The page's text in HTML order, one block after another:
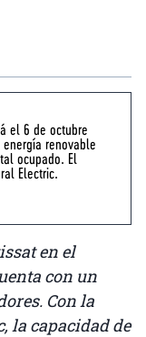
el 6 de octubre
renovable
ocupado. El
Electric.
en el
con un
Con la
la capacidad de